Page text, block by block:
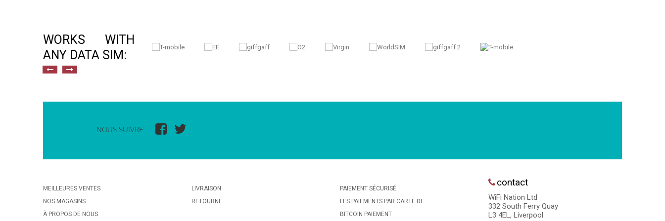
WORKS WITH
ANY DATA SIM:
NOUS SUIVRE
MEILLEURES VENTES
NOS MAGASINS
À PROPOS DE NOUS
LIVRAISON
RETOURNE
PAIEMENT SÉCURISÉ
LES PAIEMENTS PAR CARTE DE
BITCOIN PAIEMENT
contact
WiFi Nation Ltd
332 South Ferry Quay
L3 4EL, Liverpool